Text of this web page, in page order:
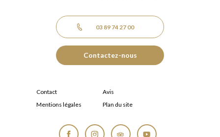
03 89 74 27 00
Contactez-nous
Contact
Avis
Mentions légales
Plan du site